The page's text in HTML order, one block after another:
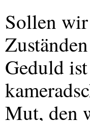
Sollen
Geduld
Mut, den